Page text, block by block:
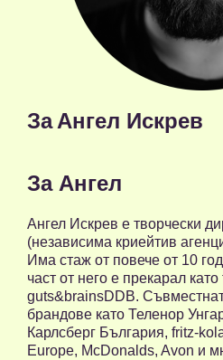
За Ангел Искрев
За Ангел
Ангел Искрев е творчески
(независима криейтив
Има стаж от повече от 10
част от него е прекарал
guts&brainsDDB.
брандове като Теленор
Карлсберг България, fritz-
Europe, McDonalds, Avon и